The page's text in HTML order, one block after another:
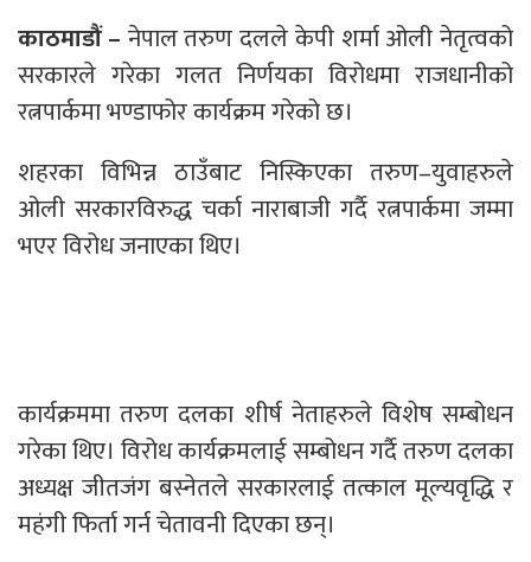
काठमाडौं – नेपाल तरुण दलले केपी शर्मा ओली नेतृत्वको
सरकारले गरेका गलत निर्णयका विरोधमा राजधानीको
रत्नपार्कमा भण्डाफोर कार्यक्रम गरेको छ।
शहरका विभिन्न ठाउँबाट निस्किएका तरुण–युवाहरुले
ओली सरकारविरुद्ध चर्का नाराबाजी गर्दै रत्नपार्कमा जम्मा
भएर विरोध जनाएका थिए।
कार्यक्रममा तरुण दलका शीर्ष नेताहरुले विशेष सम्बोधन
गरेका थिए। विरोध कार्यक्रमलाई सम्बोधन गर्दै तरुण दलका
अध्यक्ष जीतजंग बस्नेतले सरकारलाई तत्काल मूल्यवृद्धि र
महंगी फिर्ता गर्न चेतावनी दिएका छन्।